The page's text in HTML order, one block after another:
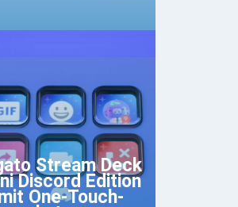
Stream Deck
Discord Edition
One-Touch-